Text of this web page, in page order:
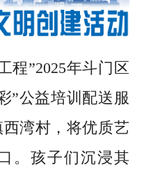
程”2025年斗门区
”公益培训配送服
湾村，将优质艺
。孩子们沉浸其